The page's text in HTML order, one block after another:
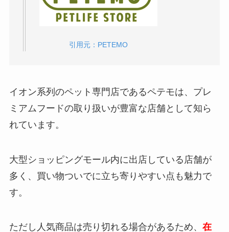
試した飼い主のリアルな声と後悔しない選び
ラガマフィンは性格悪いって本当？飼いにくい
理由と後悔しない飼い方！
Amazonで買える？
引用元：PETEMO
イオン系列のペット専門店であるペテモは、プレ
ミアムフードの取り扱いが豊富な店舗として知ら
れています。
大型ショッピングモール内に出店している店舗が
多く、買い物ついでに立ち寄りやすい点も魅力で
す。
ただし人気商品は売り切れる場合があるため、 在